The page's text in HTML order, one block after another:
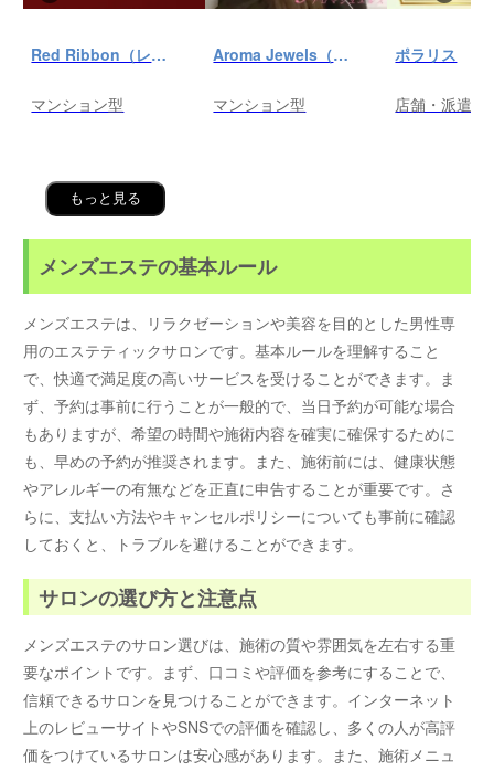
Red Ribbon（レッドリボン）前橋
マンション型
Aroma Jewels（アロマ ジュエルズ）秋葉原ルーム
マンション型
ポラリス
店舗・派遣
もっと見る
メンズエステの基本ルール
メンズエステは、リラクゼーションや美容を目的とした男性専
用のエステティックサロンです。基本ルールを理解すること
で、快適で満足度の高いサービスを受けることができます。ま
ず、予約は事前に行うことが一般的で、当日予約が可能な場合
もありますが、希望の時間や施術内容を確実に確保するために
も、早めの予約が推奨されます。また、施術前には、健康状態
やアレルギーの有無などを正直に申告することが重要です。さ
らに、支払い方法やキャンセルポリシーについても事前に確認
しておくと、トラブルを避けることができます。
サロンの選び方と注意点
メンズエステのサロン選びは、施術の質や雰囲気を左右する重
要なポイントです。まず、口コミや評価を参考にすることで、
信頼できるサロンを見つけることができます。インターネット
上のレビューサイトやSNSでの評価を確認し、多くの人が高評
価をつけているサロンは安心感があります。また、施術メニュ